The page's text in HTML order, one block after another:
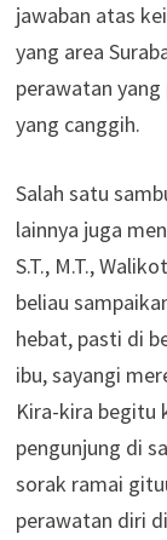
jawaban atas
yang area
perawatan
yang canggih.
Salah satu
lainnya juga
S.T., M.T.,
beliau
hebat, pasti di
ibu, sayangi
Kira-kira begitu
pengunjung di
sorak ramai
perawatan diri